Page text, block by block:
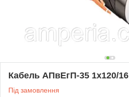
Кабель АПвЕгП-35 1х120/16
Під замовлення